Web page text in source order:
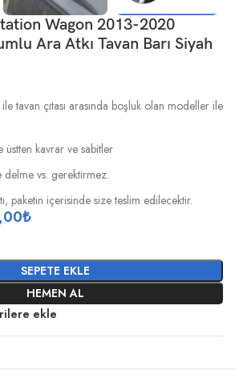
Wagon 2013-2020
Ara Atkı Tavan Barı Siyah
tavan çıtası arasında boşluk olan modeller ile
üstten kavrar ve sabitler
delme vs. gerektirmez.
paketin içerisinde size teslim edilecektir.
₺
SEPETE EKLE
HEMEN AL
ekle